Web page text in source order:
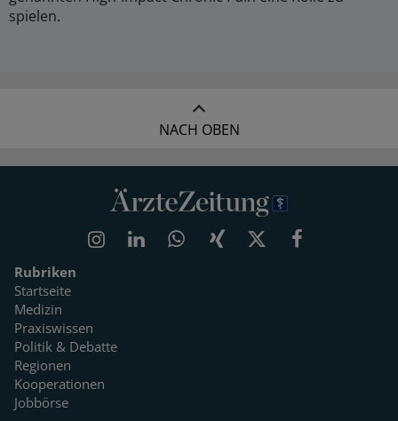
spielen.
NACH OBEN
Rubriken
Startseite
Medizin
Praxiswissen
Politik & Debatte
Regionen
Kooperationen
Jobbörse